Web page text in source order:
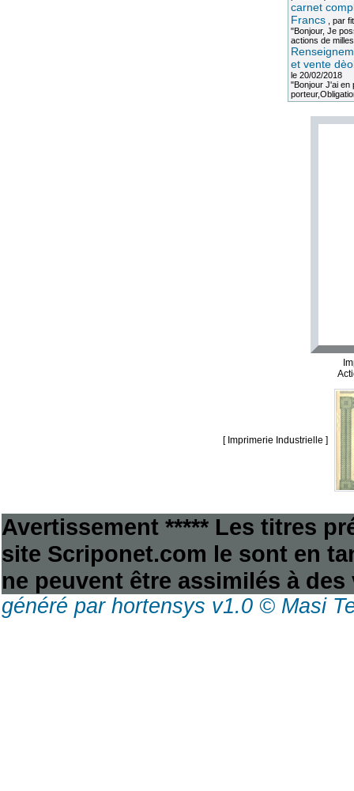
carnet
Francs, par
"Bonjour, Je
actions de
et vente
le 20/02/2018
"Bonjour J'ai en
[ Imprimerie Industrielle ]
Avertissement ***** Les titres
site Scriponet.com le sont en
ne peuvent être assimilés à
généré par hortensys v1.0 © Masi